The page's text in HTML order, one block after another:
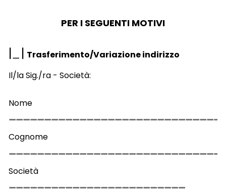
PER I SEGUENTI MOTIVI
| | Trasferimento/Variazione indirizzo
Il/la Sig./ra - Società:
Nome
Cognome
Società